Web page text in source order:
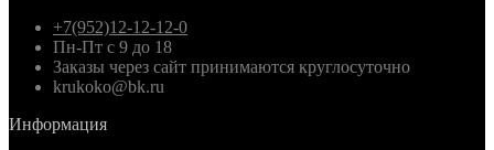
+7(952)12-12-12-0
Пн-Пт с 9 до 18
Заказы через сайт принимаются круглосуточно
krukoko@bk.ru
Информация